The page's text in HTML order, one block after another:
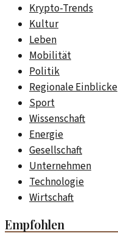
Krypto-Trends
Kultur
Leben
Mobilität
Politik
Regionale Einblicke
Sport
Wissenschaft
Energie
Gesellschaft
Unternehmen
Technologie
Wirtschaft
Empfohlen